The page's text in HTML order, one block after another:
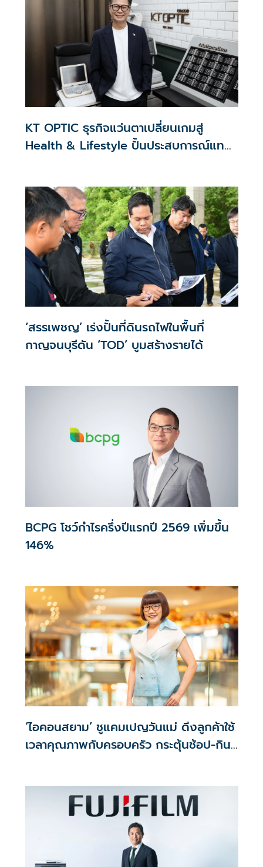
KT OPTIC ธุรกิจแว่นตาเปลี่ยนเกมสู่
Health & Lifestyle ปั้นประสบการณ์แทน
‘สรรเพชญ’ เร่งปั้นที่ดินรถไฟในพื้นที่
กาญจนบุรีดัน ‘TOD’ บูมสร้างรายได้
BCPG โชว์กำไรครึ่งปีแรกปี 2569 เพิ่มขึ้น
146%
‘ไอคอนสยาม’ ชูแคมเปญวันแม่ ดึงลูกค้าใช้
เวลาคุณภาพกับครอบครัว กระตุ้นช้อป-กิน-